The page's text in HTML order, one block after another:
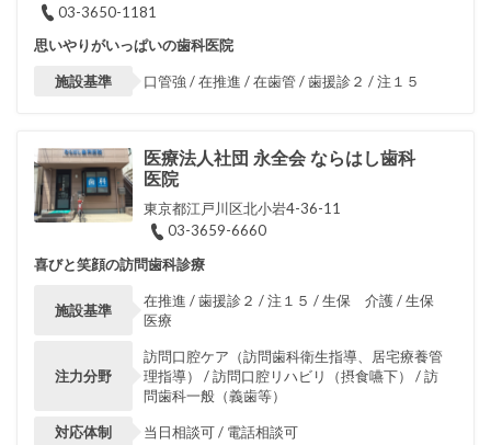
03-3650-1181
思いやりがいっぱいの歯科医院
施設基準 口管強 / 在推進 / 在歯管 / 歯援診２ / 注１５
医療法人社団 永全会 ならはし歯科
医院
東京都江戸川区北小岩4-36-11
03-3659-6660
喜びと笑顔の訪問歯科診療
施設基準
在推進 / 歯援診２ / 注１５ / 生保 介護 / 生保
医療
注力分野
訪問口腔ケア（訪問歯科衛生指導、居宅療養管
理指導） / 訪問口腔リハビリ（摂食嚥下） / 訪
問歯科一般（義歯等）
対応体制 当日相談可 / 電話相談可